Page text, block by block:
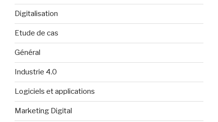
Digitalisation
Etude de cas
Général
Industrie 4.0
Logiciels et applications
Marketing Digital